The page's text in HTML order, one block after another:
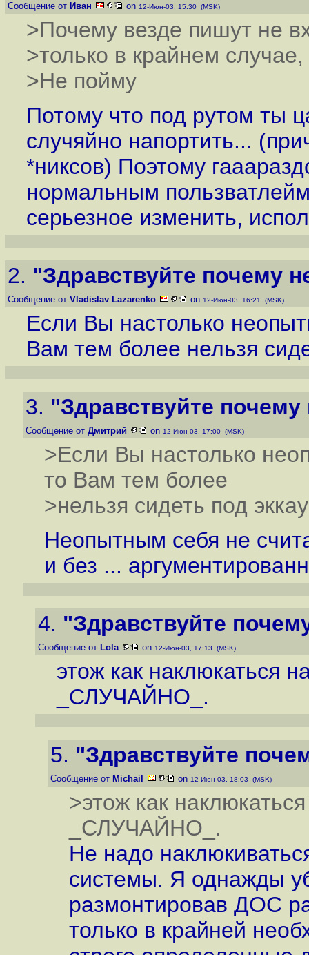
Сообщение от Иван on 12-Июн-03, 15:30 (MSK)
>Почему везде пишут не
>только в крайнем
>Не пойму
Потому что под рутом ты
случяйно напортить...
*никсов) Поэтому
нормальным
серьезное изменить,
2. "Здравствуйте почему
Сообщение от Vladislav Lazarenko on 12-Июн-03, 16:21 (MSK)
Если Вы настолько
Вам тем более нельзя
3. "Здравствуйте
Сообщение от Дмитрий on 12-Июн-03, 17:00 (MSK)
>Если Вы настолько
то Вам тем более
>нельзя сидеть под
Неопытным себя не
и без ...
4. "Здравствуйте
Сообщение от Lola on 12-Июн-03, 17:13 (MSK)
этож как наклюкаться
_СЛУЧАЙНО_.
5. "Здравствуйте
Сообщение от Michail on 12-Июн-03, 18:03 (MSK)
>этож как
_СЛУЧАЙНО_.
Не надо
системы. Я однажды
размонтировав ДОС
только в крайней